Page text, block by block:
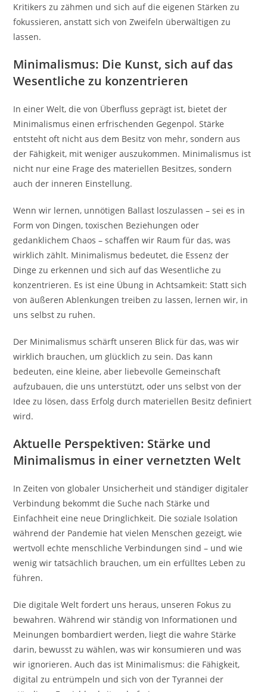
Kritikers zu zähmen und sich auf die eigenen Stärken zu
fokussieren, anstatt sich von Zweifeln überwältigen zu
lassen.
Minimalismus: Die Kunst, sich auf das
Wesentliche zu konzentrieren
In einer Welt, die von Überfluss geprägt ist, bietet der
Minimalismus einen erfrischenden Gegenpol. Stärke
entsteht oft nicht aus dem Besitz von mehr, sondern aus
der Fähigkeit, mit weniger auszukommen. Minimalismus ist
nicht nur eine Frage des materiellen Besitzes, sondern
auch der inneren Einstellung.
Wenn wir lernen, unnötigen Ballast loszulassen – sei es in
Form von Dingen, toxischen Beziehungen oder
gedanklichem Chaos – schaffen wir Raum für das, was
wirklich zählt. Minimalismus bedeutet, die Essenz der
Dinge zu erkennen und sich auf das Wesentliche zu
konzentrieren. Es ist eine Übung in Achtsamkeit: Statt sich
von äußeren Ablenkungen treiben zu lassen, lernen wir, in
uns selbst zu ruhen.
Der Minimalismus schärft unseren Blick für das, was wir
wirklich brauchen, um glücklich zu sein. Das kann
bedeuten, eine kleine, aber liebevolle Gemeinschaft
aufzubauen, die uns unterstützt, oder uns selbst von der
Idee zu lösen, dass Erfolg durch materiellen Besitz definiert
wird.
Aktuelle Perspektiven: Stärke und
Minimalismus in einer vernetzten Welt
In Zeiten von globaler Unsicherheit und ständiger digitaler
Verbindung bekommt die Suche nach Stärke und
Einfachheit eine neue Dringlichkeit. Die soziale Isolation
während der Pandemie hat vielen Menschen gezeigt, wie
wertvoll echte menschliche Verbindungen sind – und wie
wenig wir tatsächlich brauchen, um ein erfülltes Leben zu
führen.
Die digitale Welt fordert uns heraus, unseren Fokus zu
bewahren. Während wir ständig von Informationen und
Meinungen bombardiert werden, liegt die wahre Stärke
darin, bewusst zu wählen, was wir konsumieren und was
wir ignorieren. Auch das ist Minimalismus: die Fähigkeit,
digital zu entrümpeln und sich von der Tyrannei der